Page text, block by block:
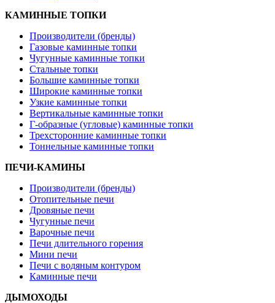
КАМИННЫЕ ТОПКИ
Производители (бренды)
Газовые каминные топки
Чугунные каминные топки
Стальные топки
Большие каминные топки
Широкие каминные топки
Узкие каминные топки
Вертикальные каминные топки
Г-образные (угловые) каминные топки
Трехсторонние каминные топки
Тоннельные каминные топки
ПЕЧИ-КАМИНЫ
Производители (бренды)
Отопительные печи
Дровяные печи
Чугунные печи
Варочные печи
Печи длительного горения
Мини печи
Печи с водяным контуром
Каминные печи
ДЫМОХОДЫ